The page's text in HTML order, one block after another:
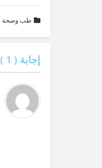
طب وصحة
إجابة ( 1
)